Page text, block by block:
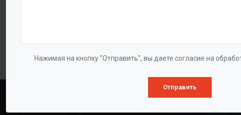
Нажимая на кнопку "Отправить", вы даете согласие на
Отправить